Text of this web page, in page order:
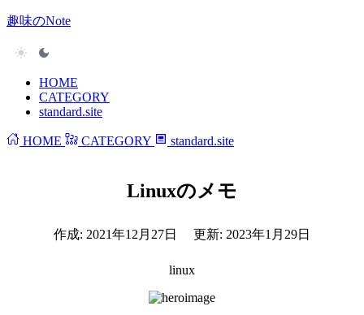
趣味のNote
HOME
CATEGORY
standard.site
HOME CATEGORY standard.site
Linuxのメモ
作成: 2021年12月27日 更新: 2023年1月29日
linux